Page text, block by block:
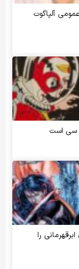
آلپاگوت
سی است
را